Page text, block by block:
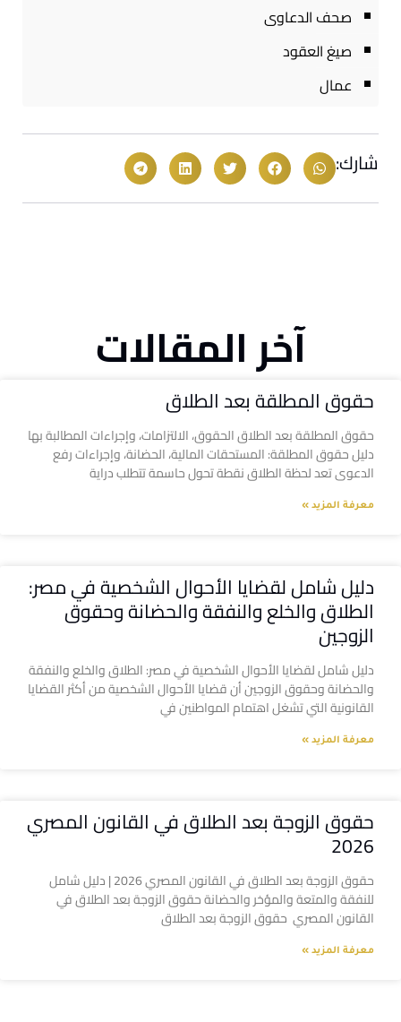
صحف الدعاوى
صيغ العقود
عمال
شارك:
آخر المقالات
حقوق المطلقة بعد الطلاق
حقوق المطلقة بعد الطلاق الحقوق، الالتزامات، وإجراءات المطالبة بها
دليل حقوق المطلقة: المستحقات المالية، الحضانة، وإجراءات رفع
الدعوى تعد لحظة الطلاق نقطة تحول حاسمة تتطلب دراية
معرفة المزيد »
دليل شامل لقضايا الأحوال الشخصية في مصر:
الطلاق والخلع والنفقة والحضانة وحقوق
الزوجين
دليل شامل لقضايا الأحوال الشخصية في مصر: الطلاق والخلع والنفقة
والحضانة وحقوق الزوجين أن قضايا الأحوال الشخصية من أكثر القضايا
القانونية التي تشغل اهتمام المواطنين في
معرفة المزيد »
حقوق الزوجة بعد الطلاق في القانون المصري
2026
حقوق الزوجة بعد الطلاق في القانون المصري 2026 | دليل شامل
للنفقة والمتعة والمؤخر والحضانة حقوق الزوجة بعد الطلاق في
القانون المصري حقوق الزوجة بعد الطلاق
معرفة المزيد »